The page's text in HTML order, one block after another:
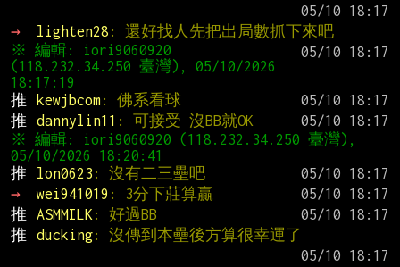
→
lighten28 : 還好找人先把出局數抓下來吧
※ 編輯: iori9060920
(118.232.34.250 臺灣), 05/10/2026
推
kewjbcom: 佛系看球
推
dannylin11 : 可接受 沒BB就OK
※ 編輯: iori9060920 (118.232.34.250 臺灣),
推
lon0623 : 沒有二三壘吧
→
wei941019 : 3分下莊算贏
推
ASMMILK : 好過BB
推
ducking: 沒傳到本壘後方算很幸運了